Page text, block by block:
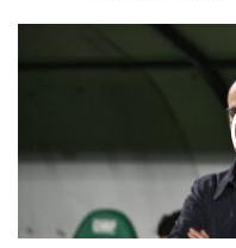
diretta
Avellino,
post-
le